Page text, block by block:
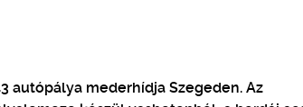
autópálya mederhídja Szegeden. Az